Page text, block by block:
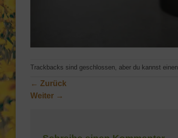
Trackbacks sind geschlossen, aber du kannst einen
← Zurück
Weiter →